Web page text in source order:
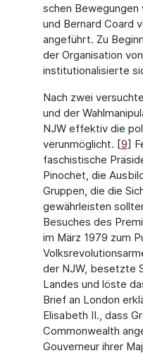
schen Bewegungen
und Bernard Coard
angeführt. Zu
der Organisation
institutionalisierte
Nach zwei
und der
NJW effektiv die
verunmöglicht. [9]
faschistische
Pinochet, die
Gruppen, die die
gewährleisten
Besuches des
im März 1979 zum
der NJW, besetzte
Landes und löste
Brief an London
Elisabeth II., dass
Commonwealth
Gouverneur ihrer